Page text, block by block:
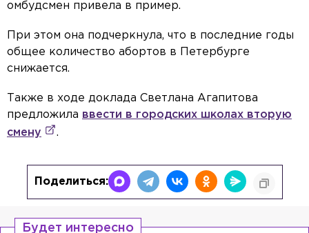
омбудсмен привела в пример.
При этом она подчеркнула, что в последние годы
общее количество абортов в Петербурге
снижается.
Также в ходе доклада Светлана Агапитова
предложила ввести в городских школах вторую
смену
.
Поделиться:
Будет интересно